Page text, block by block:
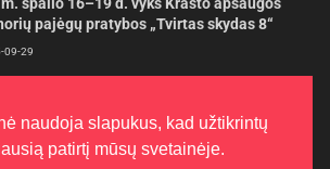
pajėgų pratybos „Tvirtas skydas 8“
09-29
10-30
naudoja slapukus, kad užtikrintų
patirtį mūsų svetainėje.